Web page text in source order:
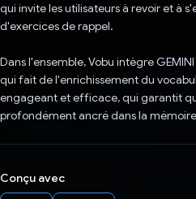
qui invite les utilisateurs à revoir et à
d'exercices de rappel.
Dans l'ensemble, Vobu intègre
qui fait de l'enrichissement du
engageant et efficace, qui garantit
profondément ancré dans la
Conçu avec